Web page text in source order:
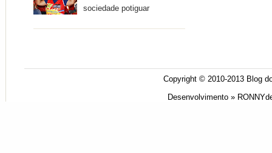
sociedade potiguar
Copyright © 2010-2013 Blog
Desenvolvimento »